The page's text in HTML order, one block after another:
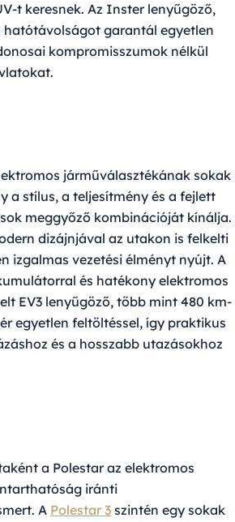
t keresnek. Az Inster lenyűgöző,
hatótávolságot garantál egyetlen
kompromisszumok nélkül
járműválasztékának sokak
a stílus, a teljesítmény és a fejlett
meggyőző kombinációját kínálja.
dizájnjával az utakon is felkelti
izgalmas vezetési élményt nyújt. A
és hatékony elektromos
EV3 lenyűgöző, több mint 480 km-
egyetlen feltöltéssel, így praktikus
és a hosszabb utazásokhoz
a Polestar az elektromos
iránti
A Polestar 3 szintén egy sokak